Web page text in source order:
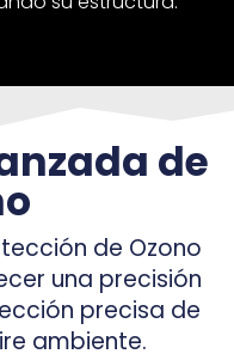
de
de Ozono
una precisión
precisa de
ambiente.